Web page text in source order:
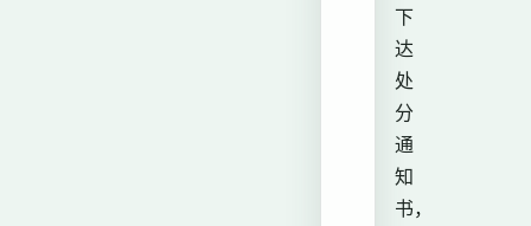
下
达
处
分
通
知
书，